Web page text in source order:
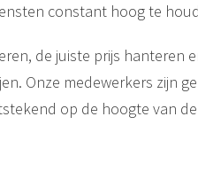
constant hoog te
de juiste prijs hanteren
Onze medewerkers zijn
op de hoogte van